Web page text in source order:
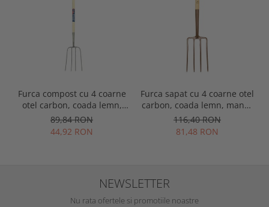
Furca compost cu 4 coarne
otel carbon, coada lemn,
Spear & Jackson Neverbend
Professional
89,84 RON
44,92 RON
Furca sapat cu 4 coarne otel
carbon, coada lemn, maner
D plastic, Spear & Jackson
Elements
116,40 RON
81,48 RON
NEWSLETTER
Nu rata ofertele si promotiile noastre